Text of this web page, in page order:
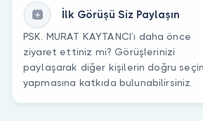
İlk Görüşü Siz Paylaşın
PSK. MURAT KAYTANCI’ı daha önce
ziyaret ettiniz mi? Görüşlerinizi
paylaşarak diğer kişilerin doğru
yapmasına katkıda bulunabilirsiniz.